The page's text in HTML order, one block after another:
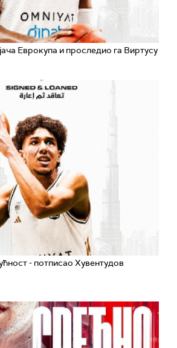
Еврокупа и проследио га Виртусу
- потписао Хувентудов